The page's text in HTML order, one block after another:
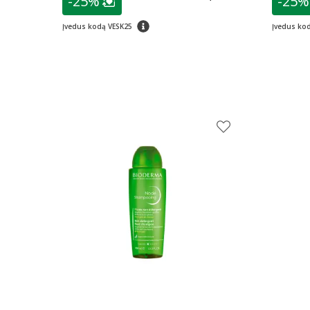
Lojalumo klubo narių nuolaida:
Įvedus kodą VESK25 patarimas Įvedus